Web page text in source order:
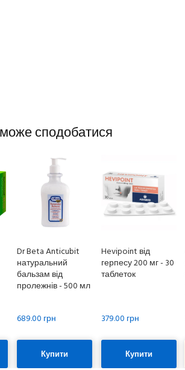
сподобатися
Dr Beta Anticubit
натуральний
бальзам від
пролежнів - 500 мл
689.00 грн
Купити
Hevipoint від
герпесу 200 мг - 30
таблеток
379.00 грн
Купити